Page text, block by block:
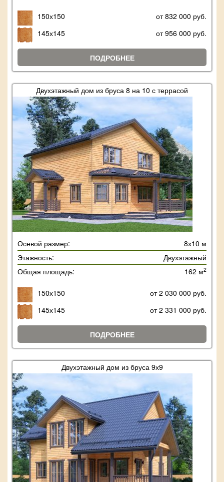
150х150
от 832 000 руб.
145х145
от 956 000 руб.
ПОДРОБНЕЕ
Двухэтажный дом из бруса 8 на 10 с террасой
Осевой размер:
8х10 м
Этажность:
Двухэтажный
Общая площадь:
162 м2
150х150
от 2 030 000 руб.
145х145
от 2 331 000 руб.
ПОДРОБНЕЕ
Двухэтажный дом из бруса 9х9